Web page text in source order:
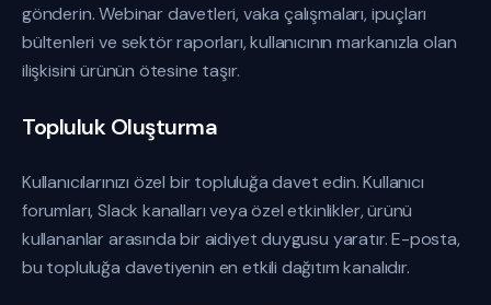
gönderin. Webinar davetleri, vaka çalışmaları, ipuçları
bültenleri ve sektör raporları, kullanıcının markanızla olan
ilişkisini ürünün ötesine taşır.
Topluluk Oluşturma
Kullanıcılarınızı özel bir topluluğa davet edin. Kullanıcı
forumları, Slack kanalları veya özel etkinlikler, ürünü
kullananlar arasında bir aidiyet duygusu yaratır. E-posta,
bu topluluğa davetiyenin en etkili dağıtım kanalıdır.